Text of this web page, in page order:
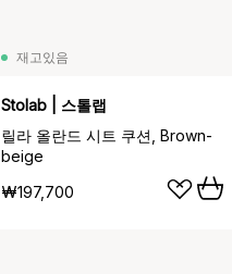
재고있음
Stolab | 스톨랩
릴라 올란드 시트 쿠션, Brown-
beige
₩197,700